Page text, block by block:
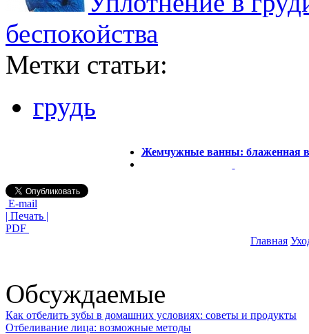
беспокойства
Метки статьи:
грудь
Жемчужные ванны: блаженная
E-mail
| Печать |
PDF
Главная
Обсуждаемые
Как отбелить зубы в домашних условиях: советы и продукты
Отбеливание лица: возможные методы